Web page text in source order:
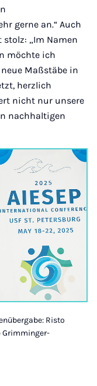
gerne an.“ Auch
stolz: „Im Namen
möchte ich
Maßstäbe in
herzlich
nicht nur unsere
nachhaltigen
Risto
Grimminger-